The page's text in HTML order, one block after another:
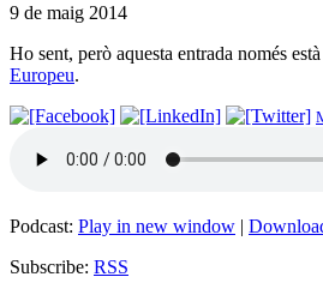
9 de maig 2014
Ho sent, però aquesta entrada només
Europeu.
Podcast: Play in new window |
Subscribe: RSS